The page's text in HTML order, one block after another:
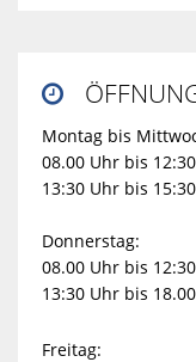

Montag bis
08.00 Uhr bis
13:30 Uhr bis
Donnerstag:
08.00 Uhr bis
13:30 Uhr bis
Freitag: